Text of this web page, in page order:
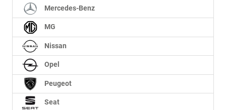
Mercedes-Benz
MG
Nissan
Opel
Peugeot
Seat